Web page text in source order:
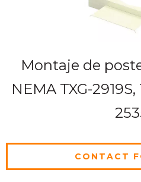
Montaje de
NEMA TXG-